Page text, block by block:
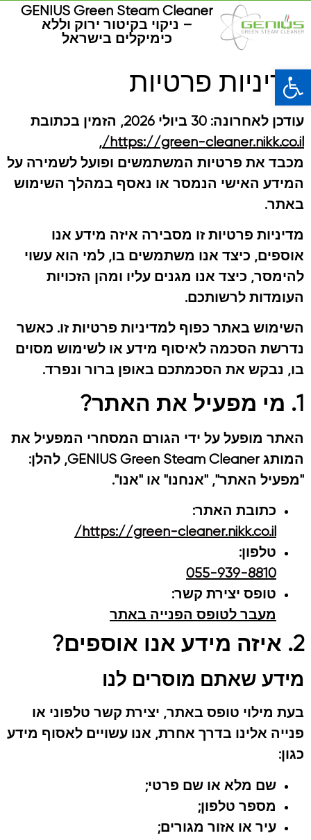
GENIUS Green Steam Cleaner
– ניקוי בקיטור ירוק וללא
כימיקלים בישראל
מדיניות פרטיות
עודכן לאחרונה: 30 ביולי 2026, הזמין בכתובת
https://green-cleaner.nikk.co.il/
,
מכבד את פרטיות המשתמשים ופועל לשמירה על
המידע האישי הנמסר או נאסף במהלך השימוש
באתר.
מדיניות פרטיות זו מסבירה איזה מידע אנו
אוספים, כיצד אנו משתמשים בו, למי הוא עשוי
להימסר, כיצד אנו מגנים עליו ומהן הזכויות
העומדות לרשותכם.
השימוש באתר כפוף למדיניות פרטיות זו. כאשר
נדרשת הסכמה לאיסוף מידע או לשימוש מסוים
בו, נבקש את הסכמתכם באופן ברור ונפרד.
1. מי מפעיל את האתר?
האתר מופעל על ידי הגורם המסחרי המפעיל את
המותג GENIUS Green Steam Cleaner, להלן:
"מפעיל האתר", "אנחנו" או "אנו".
כתובת האתר:
https://green-cleaner.nikk.co.il/
טלפון:
055-939-8810
טופס יצירת קשר:
מעבר לטופס הפנייה באתר
2. איזה מידע אנו אוספים?
מידע שאתם מוסרים לנו
בעת מילוי טופס באתר, יצירת קשר טלפוני או
פנייה אלינו בדרך אחרת, אנו עשויים לאסוף מידע
כגון:
שם מלא או שם פרטי;
מספר טלפון;
עיר או אזור מגורים;
פתח סרגל נגישות